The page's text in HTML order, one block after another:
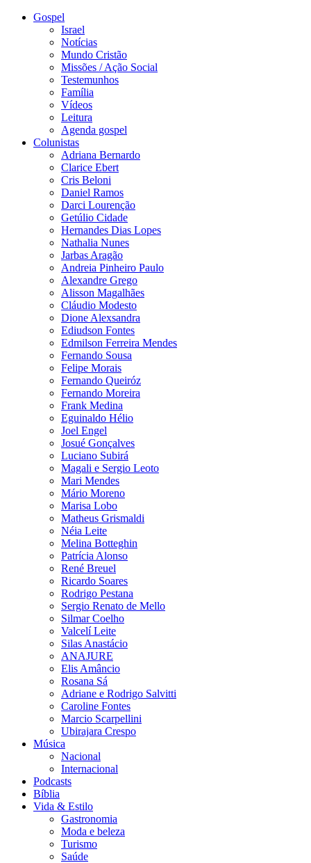
Gospel
Israel
Notícias
Mundo Cristão
Missões / Ação Social
Testemunhos
Família
Vídeos
Leitura
Agenda gospel
Colunistas
Adriana Bernardo
Clarice Ebert
Cris Beloni
Daniel Ramos
Darci Lourenção
Getúlio Cidade
Hernandes Dias Lopes
Nathalia Nunes
Jarbas Aragão
Andreia Pinheiro Paulo
Alexandre Grego
Alisson Magalhães
Cláudio Modesto
Dione Alexsandra
Ediudson Fontes
Edmilson Ferreira Mendes
Fernando Sousa
Felipe Morais
Fernando Queiróz
Fernando Moreira
Frank Medina
Eguinaldo Hélio
Joel Engel
Josué Gonçalves
Luciano Subirá
Magali e Sergio Leoto
Mari Mendes
Mário Moreno
Marisa Lobo
Matheus Grismaldi
Néia Leite
Melina Botteghin
Patrícia Alonso
René Breuel
Ricardo Soares
Rodrigo Pestana
Sergio Renato de Mello
Silmar Coelho
Valcelí Leite
Silas Anastácio
ANAJURE
Elis Amâncio
Rosana Sá
Adriane e Rodrigo Salvitti
Caroline Fontes
Marcio Scarpellini
Ubirajara Crespo
Música
Nacional
Internacional
Podcasts
Bíblia
Vida & Estilo
Gastronomia
Moda e beleza
Turismo
Saúde